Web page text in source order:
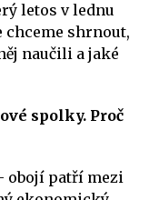
letos v lednu
chceme shrnout,
naučili a jaké
spolky. Proč
obojí patří mezi